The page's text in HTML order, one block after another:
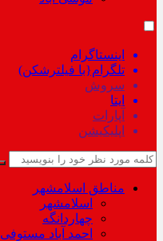
اینستاگرام
تلگرام{با فیلترشکن)
سروش
ایتا
آپارات
اپلیکیشن
مناطق اسلامشهر
اسلامشهر
چهاردانگه
احمد آباد مستوفی